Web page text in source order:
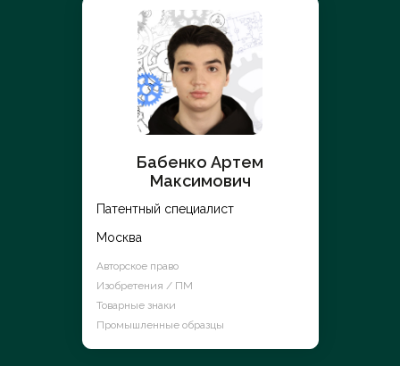
Бабенко Артем
Максимович
Патентный специалист
Москва
Авторское право
Изобретения / ПМ
Товарные знаки
Промышленные образцы